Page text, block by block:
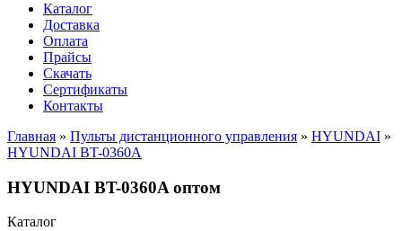
Каталог
Доставка
Оплата
Прайсы
Cкачать
Сертификаты
Контакты
Главная » Пульты дистанционного управления » HYUNDAI »
HYUNDAI BT-0360A
HYUNDAI BT-0360A оптом
Каталог